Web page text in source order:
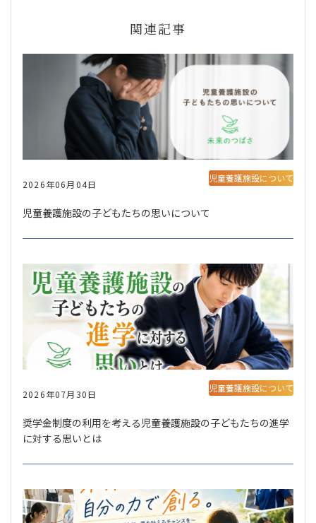
関連記事
2026年06月04日
児童養護施設の子どもたちの思いについて
児童養護施設について
2026年07月30日
奨学金制度の利用を考える児童養護施設の子どもたちの進学
に対する思いとは
児童養護施設について